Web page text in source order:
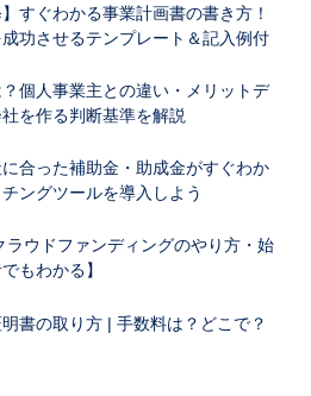
】すぐわかる事業計画書の書き方！
功させるテンプレート＆記入例付
個人事業主との違い・メリットデ
を作る判断基準を解説
合った補助金・助成金がすぐわか
ングツールを導入しよう
ラウドファンディングのやり方・始
もわかる】
書の取り方 | 手数料は？どこで？